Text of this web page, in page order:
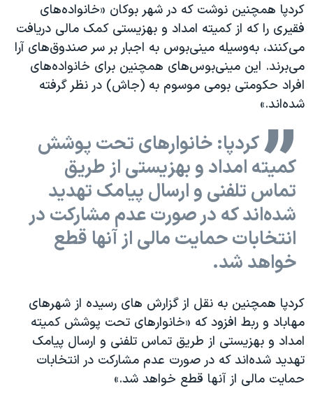
کردپا همچنین نوشت که در شهر بوکان «خانواده‌های
فقیری را که از کمیته امداد و بهزیستی کمک مالی دریافت
می‌کنند، به‌وسیله مینی‌بوس به اجبار بر سر صندوق‌های آرا
می‌برند. این مینی‌بوس‌های همچنین برای خانواده‌های
افراد حکومتی بومی موسوم به (جاش) در نظر گرفته
شده‌اند.»
کردپا: خانوارهای تحت پوشش
کمیته امداد و بهزیستی از طریق
تماس تلفنی و ارسال پیامک تهدید
شده‌اند که در صورت عدم مشارکت در
انتخابات حمایت مالی از آنها قطع
خواهد شد.
کردپا همچنین به نقل از گزارش های رسیده از شهرهای
مهاباد و ربط افزود که «خانوارهای تحت پوشش کمیته
امداد و بهزیستی از طریق تماس تلفنی و ارسال پیامک
تهدید شده‌اند که در صورت عدم مشارکت در انتخابات
حمایت مالی از آنها قطع خواهد شد.»